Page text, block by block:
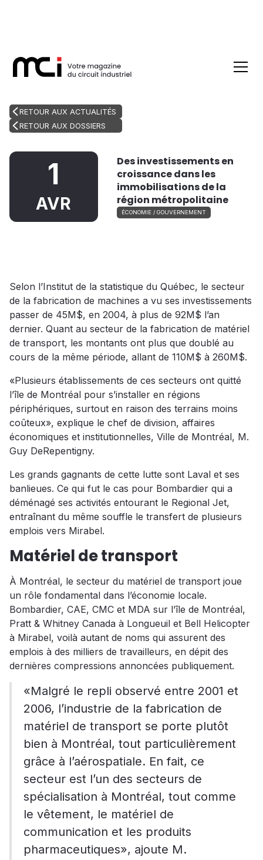
RETOUR AUX ACTUALITÉS
RETOUR AUX DOSSIERS
1
AVR
Des investissements en
croissance dans les
immobilisations de la
région métropolitaine
ÉCONOMIE / GOUVERNEMENT
Selon l’Institut de la statistique du Québec, le secteur
de la fabrication de machines a vu ses investissements
passer de 45M$, en 2004, à plus de 92M$ l’an
dernier. Quant au secteur de la fabrication de matériel
de transport, les montants ont plus que doublé au
cours de la même période, allant de 110M$ à 260M$.
«Plusieurs établissements de ces secteurs ont quitté
l’île de Montréal pour s’installer en régions
périphériques, surtout en raison des terrains moins
coûteux», explique le chef de division, affaires
économiques et institutionnelles, Ville de Montréal, M.
Guy DeRepentigny.
Les grands gagnants de cette lutte sont Laval et ses
banlieues. Ce qui fut le cas pour Bombardier qui a
déménagé ses activités entourant le Regional Jet,
entraînant du même souffle le transfert de plusieurs
emplois vers Mirabel.
Matériel de transport
À Montréal, le secteur du matériel de transport joue
un rôle fondamental dans l’économie locale.
Bombardier, CAE, CMC et MDA sur l’île de Montréal,
Pratt & Whitney Canada à Longueuil et Bell Helicopter
à Mirabel, voilà autant de noms qui assurent des
emplois à des milliers de travailleurs, en dépit des
dernières compressions annoncées publiquement.
«Malgré le repli observé entre 2001 et
2006, l’industrie de la fabrication de
matériel de transport se porte plutôt
bien à Montréal, tout particulièrement
grâce à l’aérospatiale. En fait, ce
secteur est l’un des secteurs de
spécialisation à Montréal, tout comme
le vêtement, le matériel de
communication et les produits
pharmaceutiques», ajoute M.